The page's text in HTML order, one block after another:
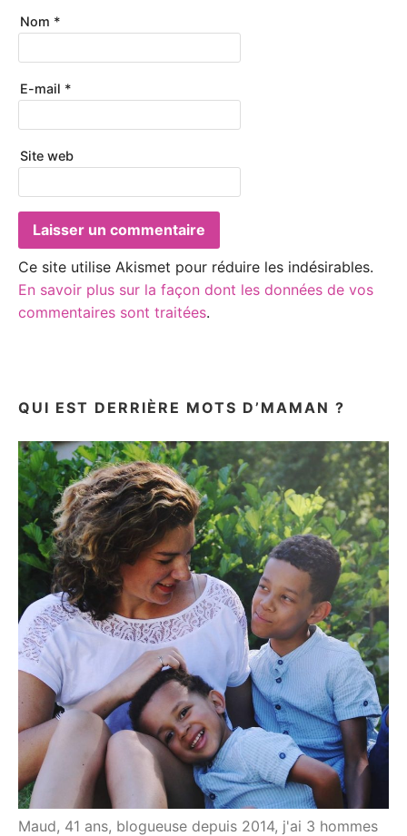
Nom *
E-mail *
Site web
Ce site utilise Akismet pour réduire les indésirables.
En savoir plus sur la façon dont les données de vos
commentaires sont traitées.
QUI EST DERRIÈRE MOTS D’MAMAN ?
Maud, 41 ans, blogueuse depuis 2014, j'ai 3 hommes